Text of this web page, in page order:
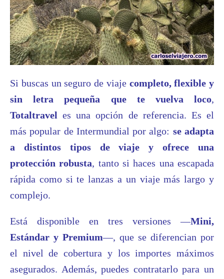
Si buscas un seguro de viaje completo, flexible y
sin letra pequeña que te vuelva loco,
Totaltravel es una opción de referencia. Es el
más popular de Intermundial por algo: se adapta
a distintos tipos de viaje y ofrece una
protección robusta, tanto si haces una escapada
rápida como si te lanzas a un viaje más largo y
complejo.
Está disponible en tres versiones —Mini,
Estándar y Premium—, que se diferencian por
el nivel de cobertura y los importes máximos
asegurados. Además, puedes contratarlo para un